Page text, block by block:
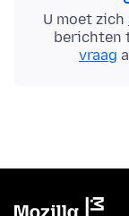
U moet zich
berichten
vraag